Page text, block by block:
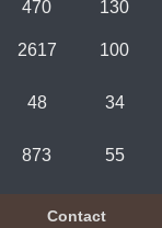
470 130
2617 100
48 34
873 55
Contact